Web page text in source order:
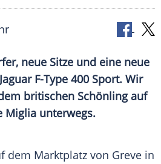
neue Sitze und eine neue
F-Type 400 Sport. Wir
britischen Schönling auf
Miglia unterwegs.
dem Marktplatz von Greve in